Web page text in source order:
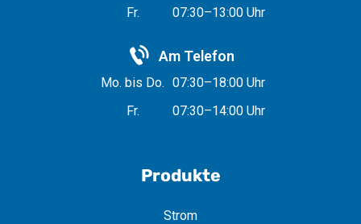
Fr.
07:30–13:00 Uhr
Am Telefon
Mo. bis Do. 07:30–18:00 Uhr
Fr.
07:30–14:00 Uhr
Produkte
Strom